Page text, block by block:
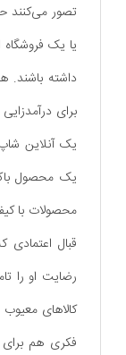
تصور می‌کنند
یا یک
داشته
برای
یک آنلاین
یک محصول
محصولات با
قبال
رضایت او را
کالاهای
فکری هم برای